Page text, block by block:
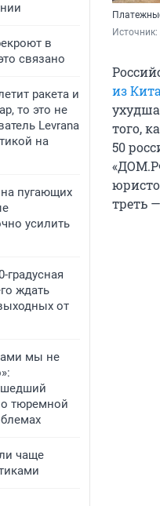
в
связано
ракета и
то это не
Levrana
на
пугающих
усилить
градусная
ждать
от
мы не
тюремной
чаще
Источник:
из
того,
50
треть